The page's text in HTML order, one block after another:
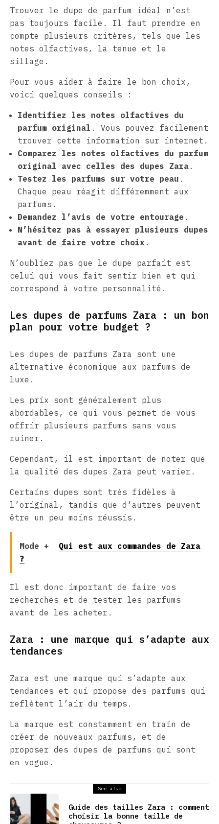
Trouver le dupe de parfum idéal n’est
pas toujours facile. Il faut prendre en
compte plusieurs critères, tels que les
notes olfactives, la tenue et le
sillage.
Pour vous aider à faire le bon choix,
voici quelques conseils :
Identifiez les notes olfactives du
parfum original . Vous pouvez facilement
trouver cette information sur internet.
Comparez les notes olfactives du parfum
original avec celles des dupes Zara .
Testez les parfums sur votre peau .
Chaque peau réagit différemment aux
parfums.
Demandez l’avis de votre entourage .
N’hésitez pas à essayer plusieurs dupes
avant de faire votre choix .
N’oubliez pas que le dupe parfait est
celui qui vous fait sentir bien et qui
correspond à votre personnalité.
Les dupes de parfums Zara : un bon
plan pour votre budget ?
Les dupes de parfums Zara sont une
alternative économique aux parfums de
luxe.
Les prix sont généralement plus
abordables, ce qui vous permet de vous
offrir plusieurs parfums sans vous
ruiner.
Cependant, il est important de noter que
la qualité des dupes Zara peut varier.
Certains dupes sont très fidèles à
l’original, tandis que d’autres peuvent
être un peu moins réussis.
Mode +
Qui est aux commandes de Zara
?
Il est donc important de faire vos
recherches et de tester les parfums
avant de les acheter.
Zara : une marque qui s’adapte aux
tendances
Zara est une marque qui s’adapte aux
tendances et qui propose des parfums qui
reflètent l’air du temps.
La marque est constamment en train de
créer de nouveaux parfums, et de
proposer des dupes de parfums qui sont
en vogue.
See also
Guide des tailles Zara : comment
choisir la bonne taille de